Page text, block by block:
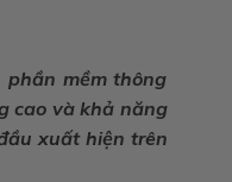
phần mềm thông
cao và khả năng
xuất hiện trên